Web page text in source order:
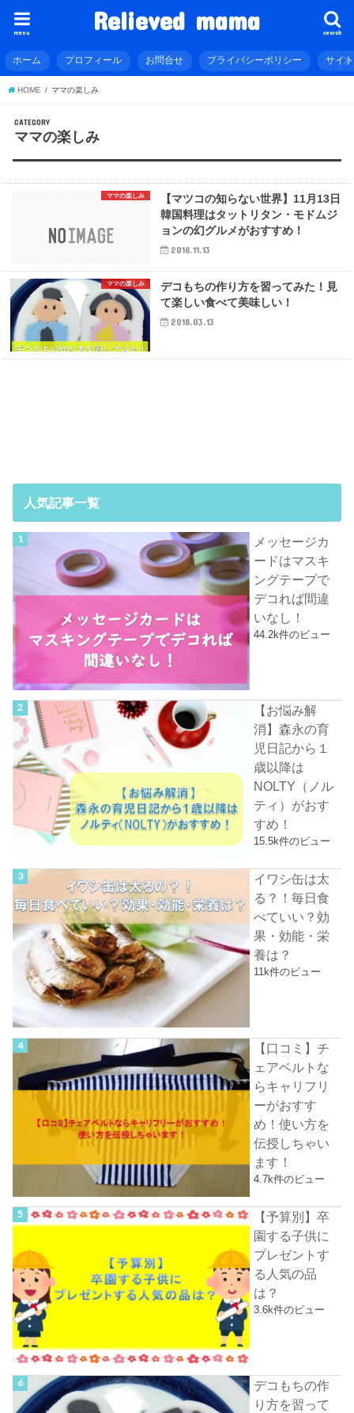
Relieved mama search
menu
ホーム プロフィール お問合せ プライバシーポリシー サイ
HOME ママの楽しみ
CATEGORY
ママの楽しみ
ママの楽しみ
【マツコの知らない世界】11月13日
韓国料理はタットリタン・モドムジ
ョンの幻グルメがおすすめ！
2018.11.13
ママの楽しみ
デコもちの作り方を習ってみた！見
て楽しい食べて美味しい！
2018.03.13
人気記事一覧
メッセージカ
ードはマスキ
ングテープで
デコれば間違
いなし！
44.2k件のビュー
【お悩み解
消】森永の育
児日記から１
歳以降は
NOLTY（ノル
ティ）がおす
すめ！
15.5k件のビュー
イワシ缶は太
る？！毎日食
べていい？効
果・効能・栄
養は？
11k件のビュー
【口コミ】チ
ェアベルトな
らキャリフリ
ーがおすす
め！使い方を
伝授しちゃい
ます！
4.7k件のビュー
【予算別】卒
園する子供に
プレゼントす
る人気の品
は？
3.6k件のビュー
デコもちの作
り方を習って